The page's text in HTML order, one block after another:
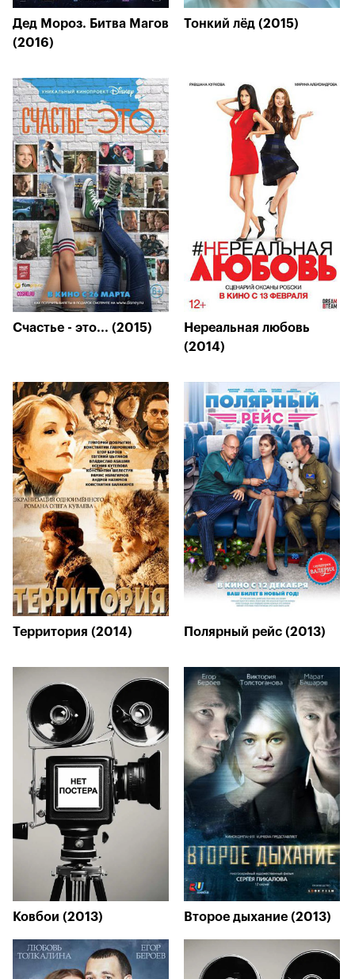
Дед Мороз. Битва Магов
(2016)
Тонкий лёд (2015)
Счастье - это... (2015)
Нереальная любовь
(2014)
Территория (2014) Полярный рейс (2013)
Ковбои (2013) Второе дыхание (2013)